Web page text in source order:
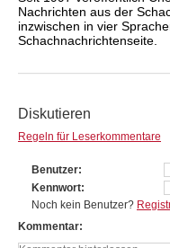
Nachrichten aus der
inzwischen in vier
Schachnachrichtenseite.
Diskutieren
Regeln für Leserkommentare
Benutzer
Kennwort
Noch kein Benutzer?
Kommentar